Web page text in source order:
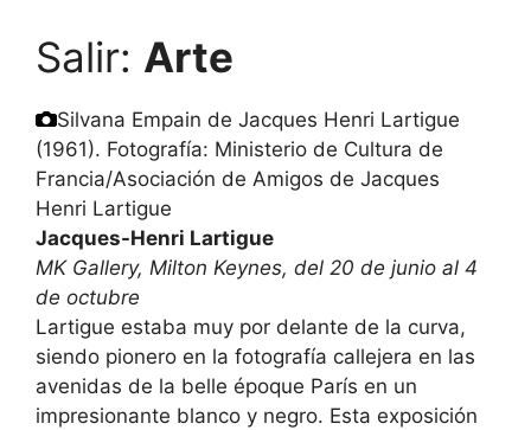
Salir: Arte
Silvana Empain de Jacques Henri Lartigue
(1961). Fotografía: Ministerio de Cultura de
Francia/Asociación de Amigos de Jacques
Henri Lartigue
Jacques-Henri Lartigue
MK Gallery, Milton Keynes, del 20 de junio al 4
de octubre
Lartigue estaba muy por delante de la curva,
siendo pionero en la fotografía callejera en las
avenidas de la belle époque París en un
impresionante blanco y negro. Esta exposición